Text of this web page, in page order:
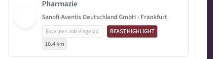
Pharmazie
Sanofi-Aventis Deutschland GmbH · Frankfurt
Externes Job-Angebot
BEAST HIGHLIGHT
10.4 km